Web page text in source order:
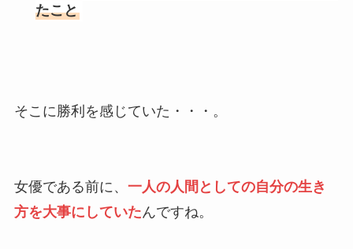
たこと
そこに勝利を感じていた・・・。
女優である前に、 一人の人間としての自分の生き
方を大事にしていたんですね。